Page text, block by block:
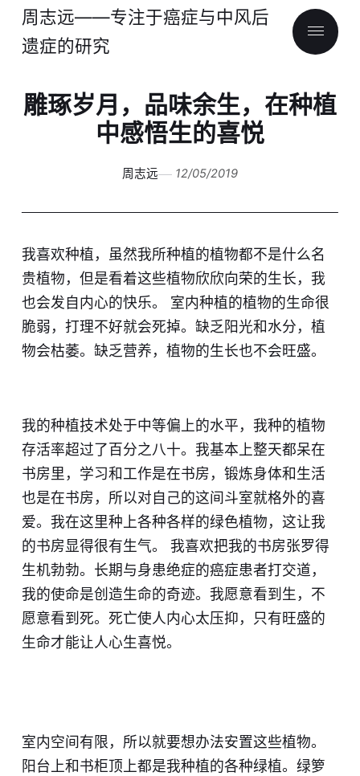
周志远——专注于癌症与中风后
遗症的研究
雕琢岁月，品味余生，在种植
中感悟生的喜悦
周志远 12/05/2019
我喜欢种植，虽然我所种植的植物都不是什么名
贵植物，但是看着这些植物欣欣向荣的生长，我
也会发自内心的快乐。 ​室内种植的植物的生命很
脆弱，打理不好就会死掉。缺乏阳光和水分，植
物会枯萎。缺乏营养，植物的生长也不会旺盛。
我的种植技术处于中等偏上的水平，我种的植物
存活率超过了百分之八十。我基本上整天都呆在
书房里，学习和工作是在书房，锻炼身体和生活
也是在书房，所以对自己的这间斗室就格外的喜
爱。我在这里种上各种各样的绿色植物，这让我
的书房显得很有生气。 我喜欢把我的书房张罗得
生机勃勃。长期与身患绝症的癌症患者打交道，
我的使命是创造生命的奇迹。我愿意看到生，不
愿意看到死。死亡使人内心太压抑，只有旺盛的
生命才能让人心生喜悦。
室内空间有限，所以就要想办法安置这些植物。
阳台上和书柜顶上都是我种植的各种绿植。绿箩